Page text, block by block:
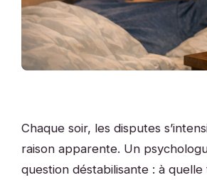
Chaque soir, les disputes
raison apparente. Un
question déstabilisante : à